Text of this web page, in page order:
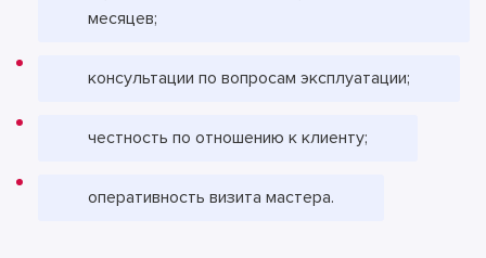
месяцев;
консультации по вопросам эксплуатации;
честность по отношению к клиенту;
оперативность визита мастера.